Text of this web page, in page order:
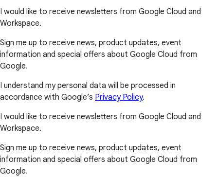
I would like to receive newsletters from Google Cloud and
Workspace.
Sign me up to receive news, product updates, event
information and special offers about Google Cloud from
Google.
I understand my personal data will be processed in
accordance with Google’s Privacy Policy.
I would like to receive newsletters from Google Cloud and
Workspace.
Sign me up to receive news, product updates, event
information and special offers about Google Cloud from
Google.